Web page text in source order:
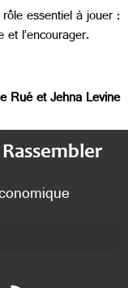
essentiel à jouer :
l’encourager.
Rué et Jehna Levine